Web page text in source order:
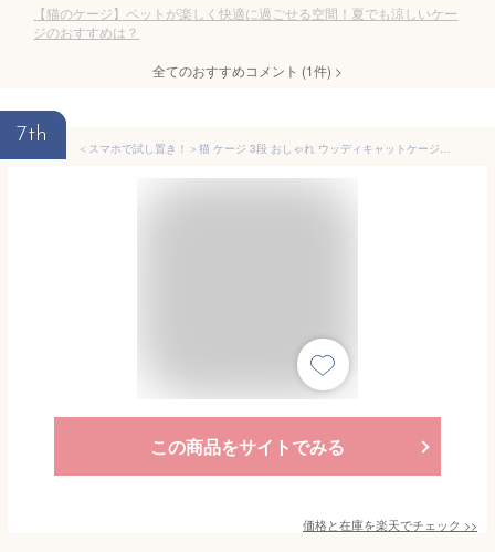
【猫のケージ】ペットが楽しく快適に過ごせる空間！夏でも涼しいケー
ジのおすすめは？
全てのおすすめコメント (1件) >
7th
＜スマホで試し置き！＞猫 ケージ 3段 おしゃれ ウッディキャットケージ3段 PWCR-963V ウォルナット ウッディ キャット ケージ 3段 木目調 キャットケージ 猫 ゲージ ハンモック 棚板 留守番 室内 屋内 アイリスオーヤマ
この商品をサイトでみる
価格と在庫を楽天でチェック >>